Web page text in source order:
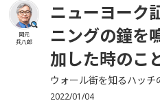
岡元
兵八郎
ニューヨーク
ニングの鐘を
加した時のこ
ウォール街を知るハッチ
2022/01/04